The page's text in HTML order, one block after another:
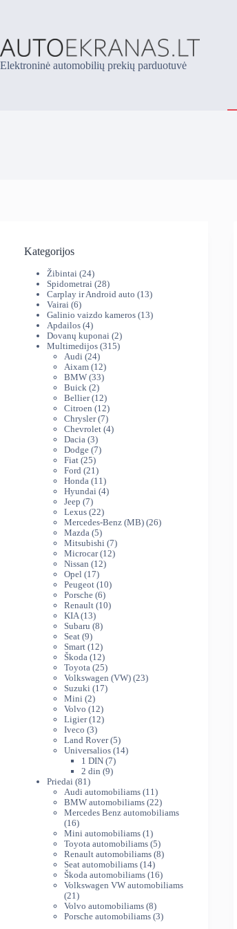
Elektroninė automobilių prekių parduotuvė
Kategorijos
Žibintai 2424
produktai
Spidometrai 2828
produktai
Carplay ir Android auto 1313
Vairai 66
produktai
Galinio vaizdo kameros 1313
Apdailos 44
produktai
Dovanų kuponai 22
produktai
Multimedijos 315315
Audi 2424
produktai
Aixam 1212
produktų
BMW 3333
Buick 22
produktai
Bellier 1212
produktų
Citroen 1212
produktų
Chrysler 77
produktai
Chevrolet 44
Dacia 33
produktai
Dodge 77
Fiat 2525
produktai
Ford 21 21
produktas
Honda 11 11
produktų
Hyundai 44
Jeep 77
produktai
Lexus 2222
produktai
Mercedes-Benz (MB) 2626
Mazda 55
produktai
Mitsubishi 77
produktai
Microcar 1212
Nissan 1212
Opel 1717
produktų
Peugeot 1010
Porsche 66
produktai
Renault 1010
KIA 1313
produktų
Subaru 88
Seat 99
produktai
Smart 1212
produktų
Škoda 1212
produktų
Toyota 2525
produktai
Volkswagen (VW) 2323
Suzuki 1717
Mini 22
produktai
Volvo 1212
produktų
Ligier 1212
Iveco 33
produktai
Land Rover 55
produktai
Universalios 1414
1 DIN 77
produktai
2 din 99
Priedai 81 81
produktas
Audi automobiliams 11 11
produktų
BMW automobiliams 2222
produktai
Mercedes Benz automobiliams
1616
produktų
Mini automobiliams 1 1
produktas
Toyota automobiliams 55
produktai
Renault automobiliams 88
Seat automobiliams 1414
produktų
Škoda automobiliams 1616
produktų
Volkswagen VW automobiliams
21 21
produktas
Volvo automobiliams 88
produktai
Porsche automobiliams 33